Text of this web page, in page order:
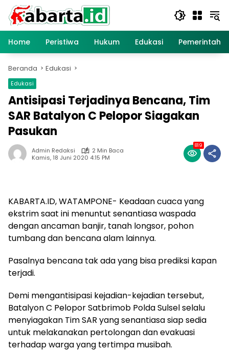
Langsung
konten
Home
Peristiwa Hukum Edukasi
Beranda Edukasi
Edukasi
Antisipasi Terjadinya Bencana, Tim
SAR Batalyon C Pelopor Siagakan
Pasukan
Admin Redaksi
2 Min Baca
Kamis, 18 Juni 2020 4:15 PM
819
KABARTA.ID, WATAMPONE- Keadaan cuaca yang
ekstrim saat ini menuntut senantiasa waspada
dengan ancaman banjir, tanah longsor, pohon
tumbang dan bencana alam lainnya.
Pasalnya bencana tak ada yang bisa prediksi kapan
terjadi.
Demi mengantisipasi kejadian-kejadian tersebut,
Batalyon C Pelopor Satbrimob Polda Sulsel selalu
menyiagakan Tim SAR yang senantiasa siap sedia
untuk melakanakan pertolongan dan evakuasi
terhadap warga yang tertimpa musibah.